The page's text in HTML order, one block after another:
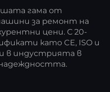
гама от
за ремонт на
цени. С 20-
като CE, ISO и
в индустрията в